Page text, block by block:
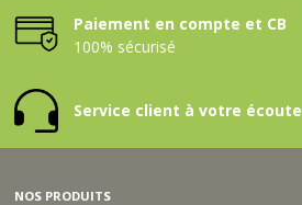
Paiement en compte et CB
100% sécurisé
Service client à votre écoute
NOS PRODUITS